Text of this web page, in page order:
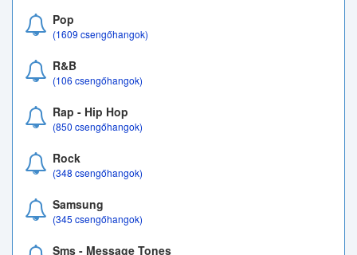
Pop
(1609 csengőhangok)
R&B
(106 csengőhangok)
Rap - Hip Hop
(850 csengőhangok)
Rock
(348 csengőhangok)
Samsung
(345 csengőhangok)
Sms - Message Tones